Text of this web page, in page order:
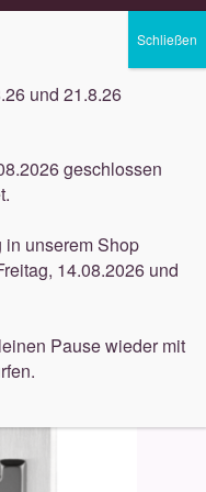
öffnen
öffnen
öffnen
– Armis Collection –
und 21.8.26
geschlossen
unserem Shop
14.08.2026 und
Pause wieder mit